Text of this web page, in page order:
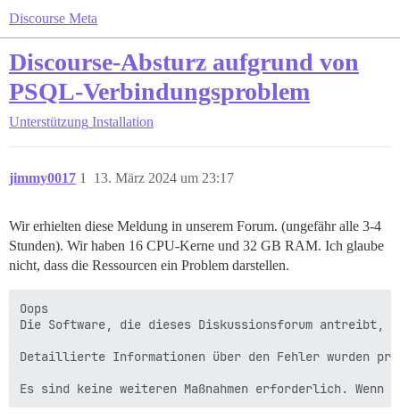
Discourse Meta
Discourse-Absturz aufgrund von
PSQL-Verbindungsproblem
Unterstützung Installation
jimmy0017 13. März 2024 um 23:17
1
Wir erhielten diese Meldung in unserem Forum. (ungefähr alle 3-4
Stunden). Wir haben 16 CPU-Kerne und 32 GB RAM. Ich glaube
nicht, dass die Ressourcen ein Problem darstellen.
Oops
Die Software, die dieses Diskussionsforum antreibt,
Detaillierte Informationen über den Fehler wurden